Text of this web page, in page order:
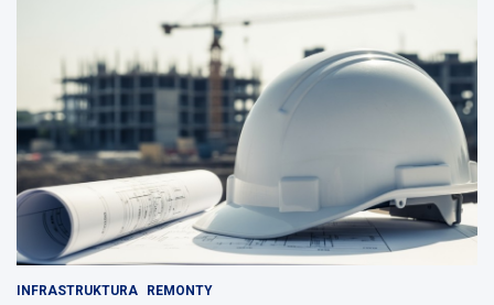
INFRASTRUKTURA REMONTY